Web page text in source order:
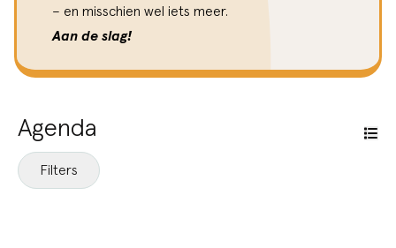
– en misschien wel iets meer.
Aan de slag!
Agenda
Filters